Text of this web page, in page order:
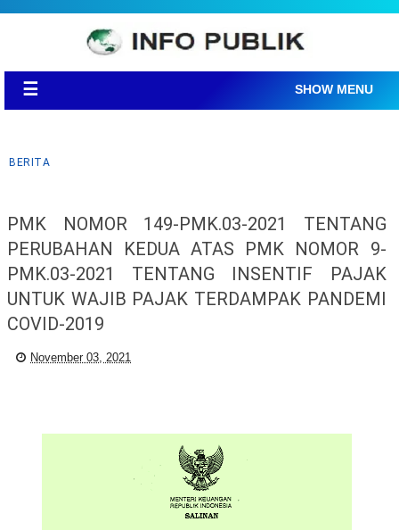
☰ SHOW MENU
BERITA
PMK NOMOR 149-PMK.03-2021 TENTANG
PERUBAHAN KEDUA ATAS PMK NOMOR 9-
PMK.03-2021 TENTANG INSENTIF PAJAK
UNTUK WAJIB PAJAK TERDAMPAK PANDEMI
COVID-2019
November 03, 2021